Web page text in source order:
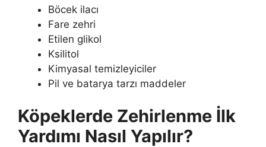
Böcek ilacı
Fare zehri
Etilen glikol
Ksilitol
Kimyasal temizleyiciler
Pil ve batarya tarzı maddeler
Köpeklerde Zehirlenme İlk
Yardımı Nasıl Yapılır?